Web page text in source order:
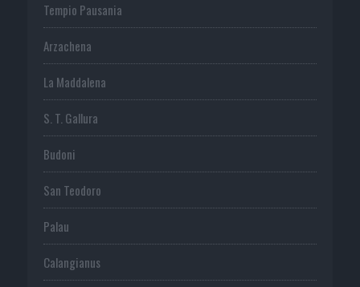
Tempio Pausania
Arzachena
La Maddalena
S. T. Gallura
Budoni
San Teodoro
Palau
Calangianus